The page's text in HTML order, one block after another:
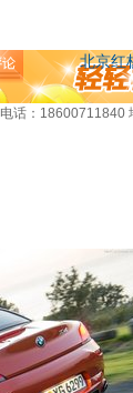
北京红
电话：18600711840